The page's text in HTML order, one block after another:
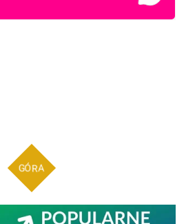
GÓRA